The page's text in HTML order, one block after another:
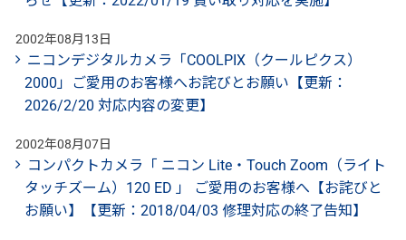
2002年08月13日
ニコンデジタルカメラ「COOLPIX（クールピクス）
2000」ご愛用のお客様へお詫びとお願い【更新：
2026/2/20 対応内容の変更】
2002年08月07日
コンパクトカメラ「 ニコン Lite・Touch Zoom（ライト
タッチズーム）120 ED 」 ご愛用のお客様へ【お詫びと
お願い】【更新：2018/04/03 修理対応の終了告知】